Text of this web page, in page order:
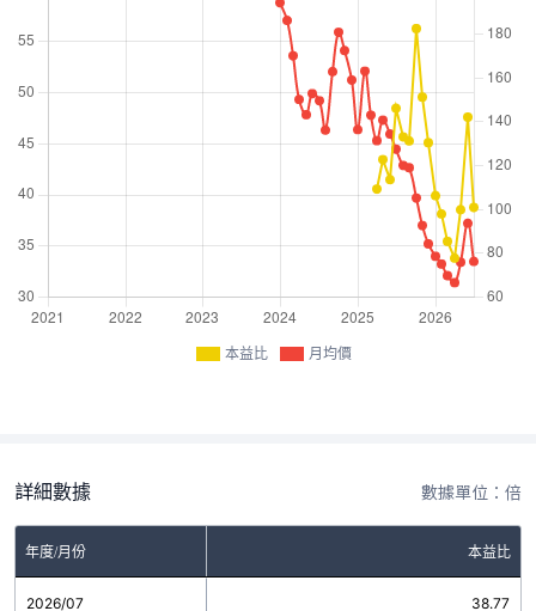
本益比 月均價
詳細數據 數據單位：倍
年度/月份 本益比
2026/07 38.77